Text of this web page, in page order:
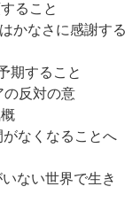
ること
かなさに感謝する
期すること
反対の意
なくなることへ
ない世界で生き